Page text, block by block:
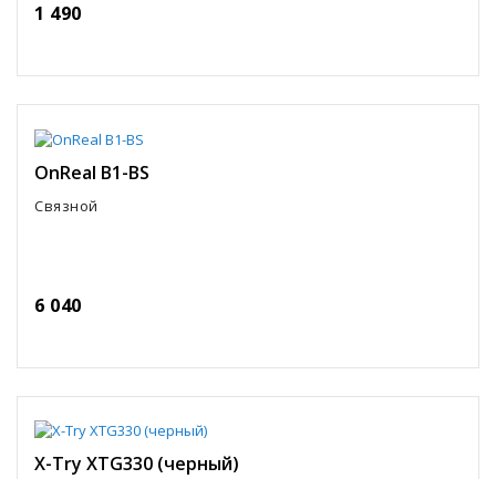
1 490
OnReal B1-BS
Связной
6 040
X-Try XTG330 (черный)